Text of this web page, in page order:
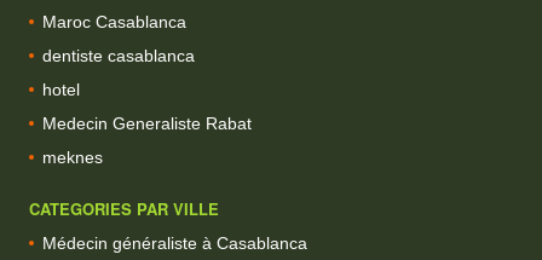
Maroc Casablanca
dentiste casablanca
hotel
Medecin Generaliste Rabat
meknes
CATEGORIES PAR VILLE
Médecin généraliste à Casablanca